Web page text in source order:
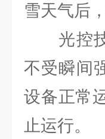
雪天气后
光控技
不受瞬间
设备正常
止运行。